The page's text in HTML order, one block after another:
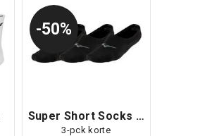
50%
Super Short Socks 3P
3-pck korte